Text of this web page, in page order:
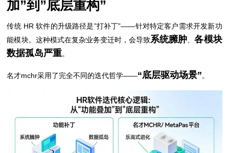
加”到”底层重构”
传统 HR 软件的升级路径是”打补丁”——针对特定客户需求开发新功
能模块。这种模式在复杂业务变迁时，会导致系统臃肿 、各模块
数据孤岛严重。
名才mchr采用了完全不同的迭代哲学——“底层驱动场景”。